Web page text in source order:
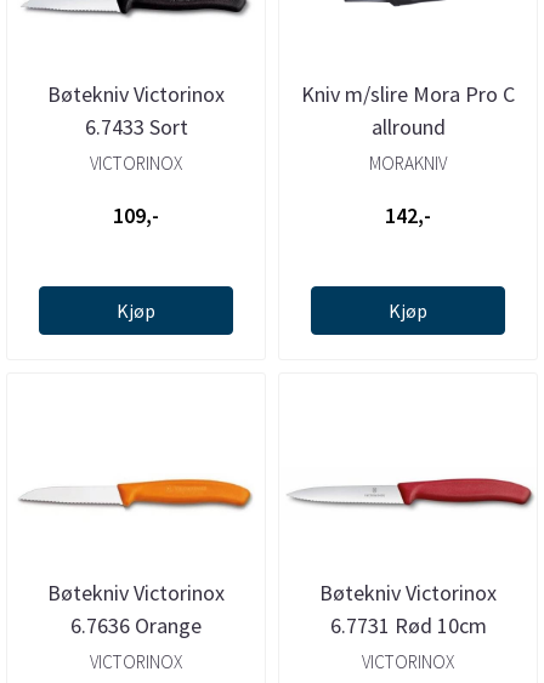
Bøtekniv Victorinox
6.7433 Sort
VICTORINOX
109,-
Kjøp
Kniv m/slire Mora Pro C
allround
MORAKNIV
142,-
Kjøp
Bøtekniv Victorinox
6.7636 Orange
VICTORINOX
Bøtekniv Victorinox
6.7731 Rød 10cm
VICTORINOX